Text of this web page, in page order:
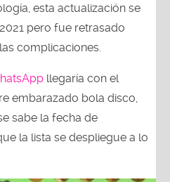
esta actualización se
pero fue retrasado
complicaciones.
llegaría con el
embarazado bola disco,
sabe la fecha de
la lista se despliegue a lo